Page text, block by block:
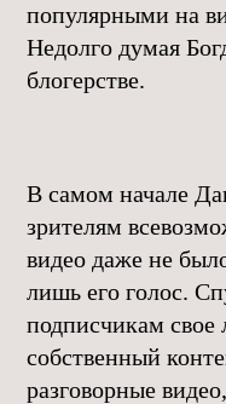
популярными на
Недолго думая
блогерстве.
В самом начале
зрителям
видео даже не
лишь его голос.
подписчикам свое
собственный
разговорные